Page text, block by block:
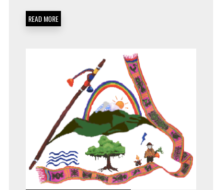
READ MORE